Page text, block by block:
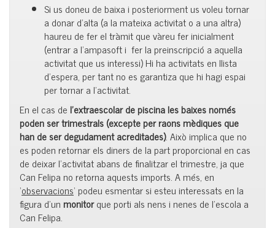
Si us doneu de baixa i posteriorment us voleu tornar
a donar d’alta (a la mateixa activitat o a una altra)
haureu de fer el tràmit que vàreu fer inicialment
(entrar a l’ampasoft i fer la preinscripció a aquella
activitat que us interessi) Hi ha activitats en llista
d’espera, per tant no es garantiza que hi hagi espai
per tornar a l’activitat.
En el cas de l’extraescolar de piscinales baixes només
poden ser trimestrals (excepte per raons mèdiques que
han de ser degudament acreditades). Això implica que no
es poden retornar els diners de la part proporcional en cas
de deixar l’activitat abans de finalitzar el trimestre, ja que
Can Felipa no retorna aquests imports. A més, en
‘observacions‘ podeu esmentar si esteu interessats en la
figura d’un monitorque porti als nens i nenes de l’escola a
Can Felipa.